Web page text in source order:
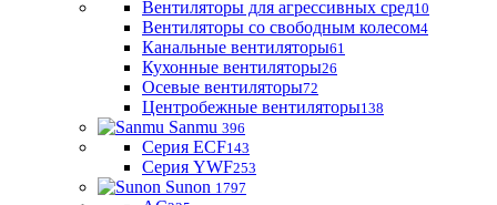
Вентиляторы для агрессивных сред10
Вентиляторы со свободным колесом4
Канальные вентиляторы61
Кухонные вентиляторы26
Осевые вентиляторы72
Центробежные вентиляторы138
Sanmu 396
Серия ECF143
Серия YWF253
Sunon 1797